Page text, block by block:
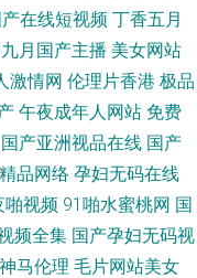
在线短视频 丁香五月
月国产主播 美女网站
激情网 伦理片香港 极品
午夜成年人网站 免费
国产亚洲视品在线 国产
品网络 孕妇无码在线
啪视频 91啪水蜜桃网 国
频全集 国产孕妇无码视
马伦理 毛片网站美女